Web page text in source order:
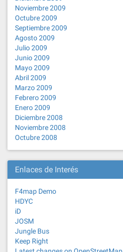
Noviembre 2009
Octubre 2009
Septiembre 2009
Agosto 2009
Julio 2009
Junio 2009
Mayo 2009
Abril 2009
Marzo 2009
Febrero 2009
Enero 2009
Diciembre 2008
Noviembre 2008
Octubre 2008
Enlaces de Interés
F4map Demo
HDYC
iD
JOSM
Jungle Bus
Keep Right